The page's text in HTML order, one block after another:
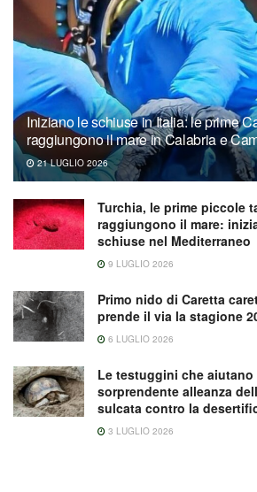
Iniziano le schiuse in Italia: le prime
raggiungono il mare in Calabria e
21 LUGLIO 2026
Turchia, le prime piccole
raggiungono il mare:
schiuse nel Mediterraneo
9 LUGLIO 2026
Primo nido di Caretta
prende il via la stagione
6 LUGLIO 2026
Le testuggini che aiutano
sorprendente alleanza
sulcata contro la
3 LUGLIO 2026